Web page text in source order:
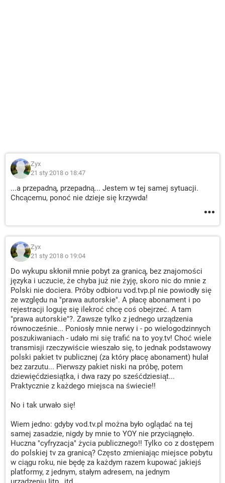
Zyx
21 sty 2018 o 18:47
...a przepadną, przepadną... Jestem w tej samej sytuacji.
Chcącemu, ponoć nie dzieje się krzywda!
Zyx
21 sty 2018 o 19:04
Do wykupu skłonił mnie pobyt za granicą, bez znajomości
języka i uczucie, że chyba już nie żyję, skoro nic do mnie z
Polski nie dociera. Próby odbioru vod.tvp.pl nie powiodły się
ze względu na "prawa autorskie". A płacę abonament i po
rejestracji loguję się ilekroć chcę coś obejrzeć. A tam
"prawa autorskie"?. Zawsze tylko z jednego urządzenia
równocześnie... Poniosły mnie nerwy i - po wielogodzinnych
poszukiwaniach - udało mi się trafić na to yoy.tv! Choć wiele
transmisji rzeczywiście wieszało się, to jednak podstawowy
polski pakiet tv publicznej (za który płacę abonament) hulał
bez zarzutu... Pierwszy pakiet niski na próbę, potem
dziewięćdziesiątka, i dwa razy po sześćdziesiąt...
Praktycznie z każdego miejsca na świecie!!
No i tak urwało się!
Wiem jedno: gdyby vod.tv.pl można było oglądać na tej
samej zasadzie, nigdy by mnie to YOY nie przyciągnęło.
Huczna "cyfryzacja" życia publicznego!! Tylko co z dostępem
do polskiej tv za granicą? Często zmieniając miejsce pobytu
w ciągu roku, nie będę za każdym razem kupować jakiejś
platformy, z jednym, stałym adresem, na jednym